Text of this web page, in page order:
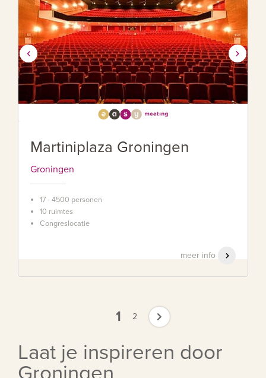
Martiniplaza Groningen
Groningen
17 - 4500 personen
10 ruimtes
Congreslocatie
meer info
1 2
Laat je inspireren door